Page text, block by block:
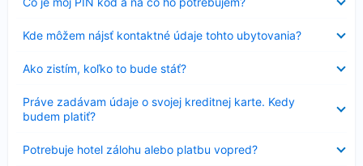
sa
Kde môžem nájsť kontaktné údaje tohto ubytovania?
sa
Ako zistím, koľko to bude stáť?
sa
Práve zadávam údaje o svojej kreditnej karte. Kedy
budem platiť?
sa
Potrebuje hotel zálohu alebo platbu vopred?
sa